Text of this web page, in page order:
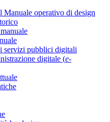
Manuale operativo di design
servizi pubblici digitali
digitale (e-